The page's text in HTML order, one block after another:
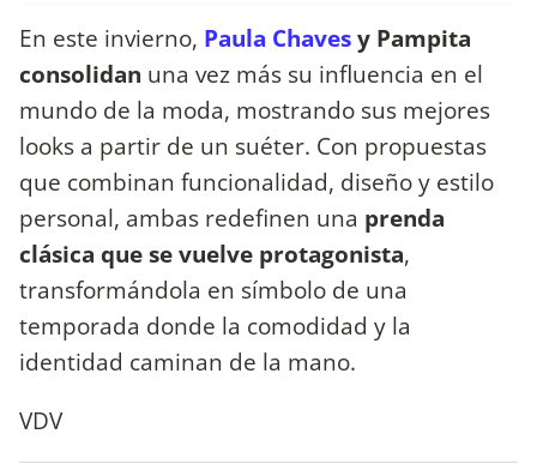
En este invierno, Paula Chavesy Pampita
consolidan una vez más su influencia en el
mundo de la moda, mostrando sus mejores
looks a partir de un suéter. Con propuestas
que combinan funcionalidad, diseño y estilo
personal, ambas redefinen una prenda
clásica que se vuelve protagonista,
transformándola en símbolo de una
temporada donde la comodidad y la
identidad caminan de la mano.
VDV